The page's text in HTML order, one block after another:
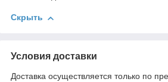
Скрыть
Условия доставки
Доставка осуществляется только по